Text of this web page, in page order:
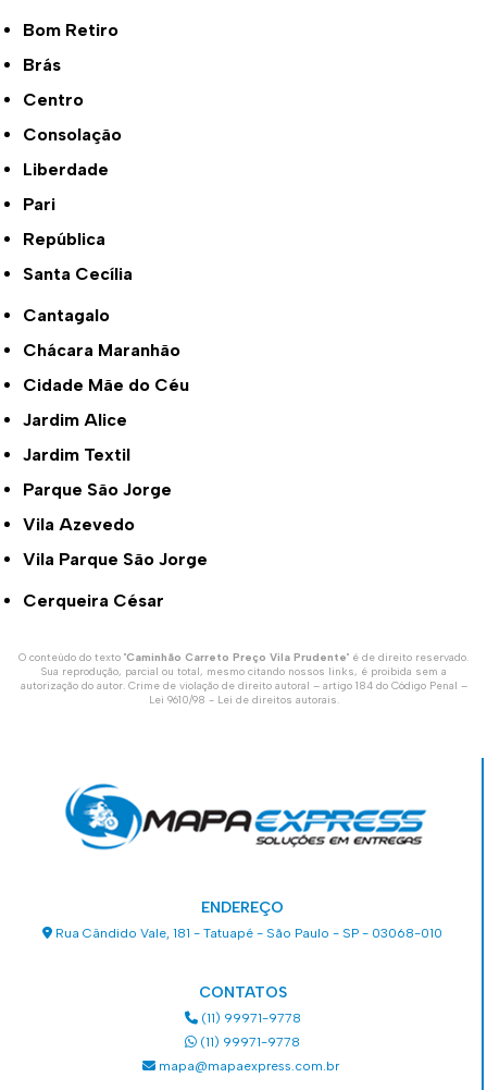
Bom Retiro
Brás
Centro
Consolação
Liberdade
Pari
República
Santa Cecília
Cantagalo
Chácara Maranhão
Cidade Mãe do Céu
Jardim Alice
Jardim Textil
Parque São Jorge
Vila Azevedo
Vila Parque São Jorge
Cerqueira César
O conteúdo do texto "Caminhão Carreto Preço Vila Prudente" é de direito reservado.
Sua reprodução, parcial ou total, mesmo citando nossos links, é proibida sem a
autorização do autor. Crime de violação de direito autoral – artigo 184 do Código Penal –
Lei 9610/98 - Lei de direitos autorais.
ENDEREÇO
Rua Cândido Vale, 181 - Tatuapé - São Paulo - SP - 03068-010
CONTATOS
(11) 99971-9778
(11) 99971-9778
mapa@mapaexpress.com.br